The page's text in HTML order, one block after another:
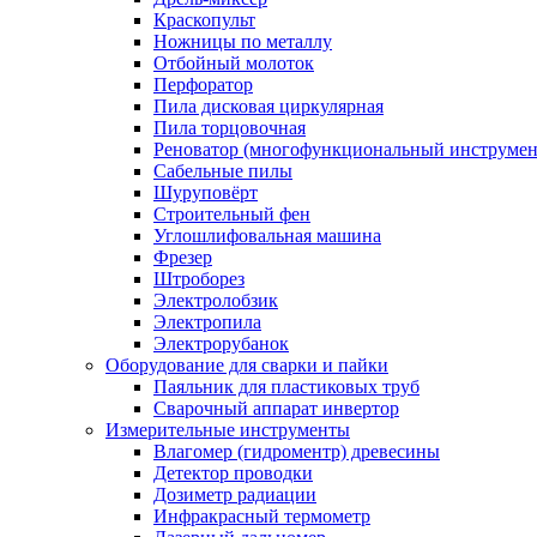
Краскопульт
Ножницы по металлу
Отбойный молоток
Перфоратор
Пила дисковая циркулярная
Пила торцовочная
Реноватор (многофункциональный
Сабельные пилы
Шуруповёрт
Строительный фен
Углошлифовальная машина
Фрезер
Штроборез
Электролобзик
Электропила
Электрорубанок
Оборудование для сварки и пайки
Паяльник для пластиковых труб
Сварочный аппарат инвертор
Измерительные инструменты
Влагомер (гидроментр) древесины
Детектор проводки
Дозиметр радиации
Инфракрасный термометр